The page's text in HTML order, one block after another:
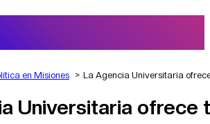
en Misiones La Agencia Universitaria
Universitaria ofrece